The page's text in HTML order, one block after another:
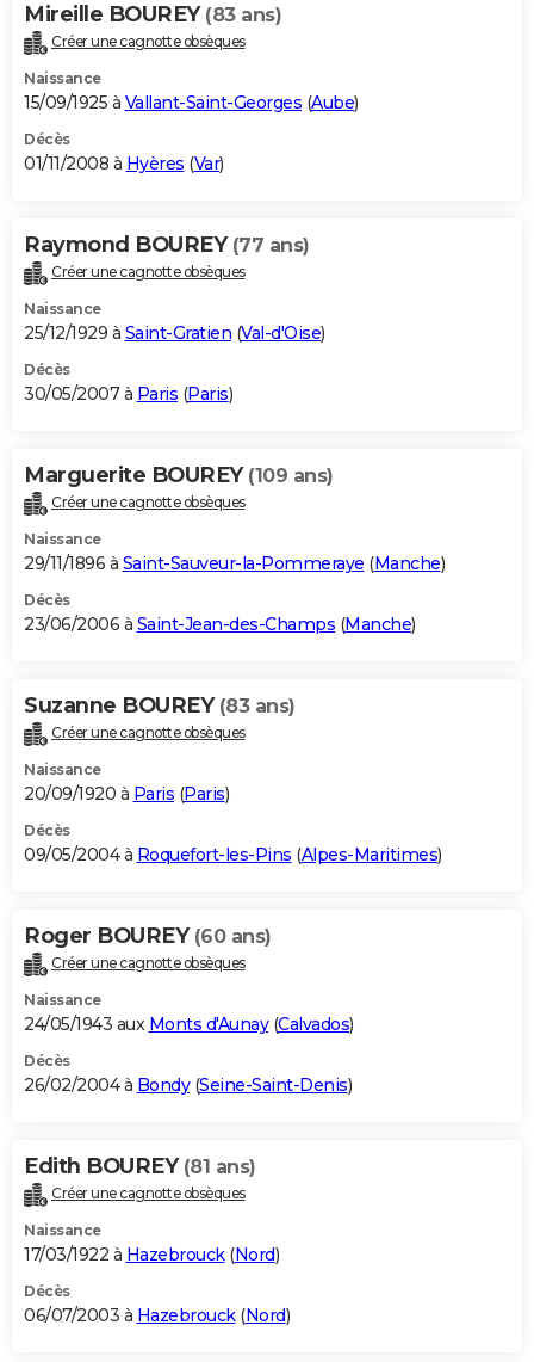
Mireille BOUREY (83 ans)
Créer une cagnotte obsèques
Naissance
15/09/1925 à Vallant-Saint-Georges (Aube)
Décès
01/11/2008 à Hyères (Var)
Raymond BOUREY (77 ans)
Créer une cagnotte obsèques
Naissance
25/12/1929 à Saint-Gratien (Val-d'Oise)
Décès
30/05/2007 à Paris (Paris)
Marguerite BOUREY (109 ans)
Créer une cagnotte obsèques
Naissance
29/11/1896 à Saint-Sauveur-la-Pommeraye (Manche)
Décès
23/06/2006 à Saint-Jean-des-Champs (Manche)
Suzanne BOUREY (83 ans)
Créer une cagnotte obsèques
Naissance
20/09/1920 à Paris (Paris)
Décès
09/05/2004 à Roquefort-les-Pins (Alpes-Maritimes)
Roger BOUREY (60 ans)
Créer une cagnotte obsèques
Naissance
24/05/1943 aux Monts d'Aunay(Calvados)
Décès
26/02/2004 à Bondy(Seine-Saint-Denis)
Edith BOUREY (81 ans)
Créer une cagnotte obsèques
Naissance
17/03/1922 à Hazebrouck(Nord)
Décès
06/07/2003 à Hazebrouck(Nord)